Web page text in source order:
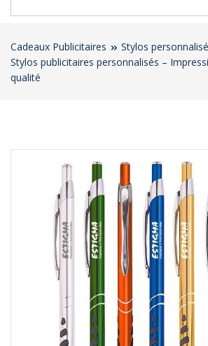
Cadeaux Publicitaires
Stylos
Stylos publicitaires personnalisés –
qualité